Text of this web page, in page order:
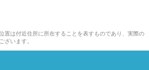
置は付近住所に所在することを表すものであり、実際の
ざいます。